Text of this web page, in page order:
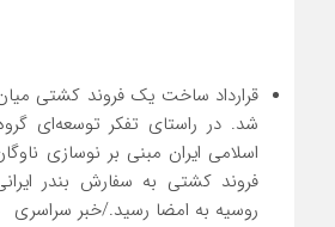
قرارداد ساخت یک فروند کشتی
شد. در راستای تفکر توسعه‌ای
اسلامی ایران مبنی بر نوسازی
فروند کشتی به سفارش بندر
روسیه به امضا رسید./خبر سراسری